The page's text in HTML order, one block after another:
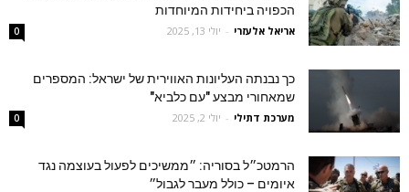
הכפויה ביחידות המיוחדות
אריאל אלעזרי - יולי 13, 2025 0
כך נבנתה העליונות האווירית של ישראל: המספרים
שמאחורי מבצע "עם כלביא"
מערכת דתילי - יולי 2, 2025 0
הרמטכ״ל בסוריה: ״ממשיכים לפעול בעוצמה נגד
איומים – כולל מעבר לגבול״